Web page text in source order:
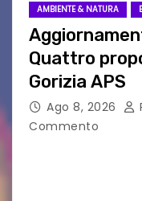
AMBIENTE & NATURA
Quattro
Gorizia APS
Ago 8, 2026
Commento